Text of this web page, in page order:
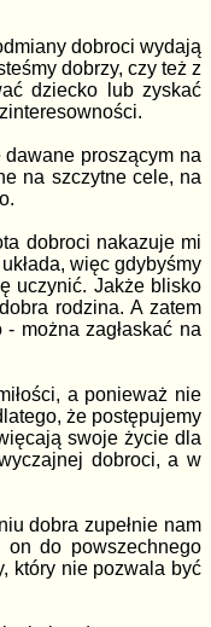
dobroci wydają
dobrzy, czy też z
dziecko lub zyskać
proszącym na
na szczytne cele, na
dobroci nakazuje mi
więc gdybyśmy
uczynić. Jakże blisko
rodzina. A zatem
można zagłaskać na
a ponieważ nie
że postępujemy
swoje życie dla
dobroci, a w
dobra zupełnie nam
on do powszechnego
który nie pozwala być